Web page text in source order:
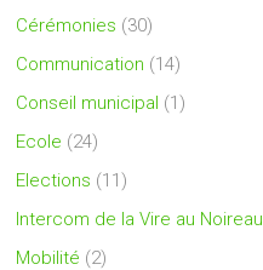
Cérémonies (30)
Communication (14)
Conseil municipal (1)
Ecole (24)
Elections (11)
Intercom de la Vire au Noireau
Mobilité (2)